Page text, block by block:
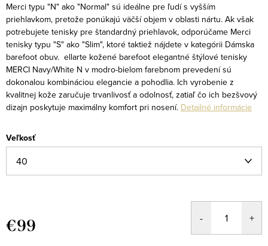
Merci typu "N" ako "Normal" sú ideálne pre ľudí s vyšším
priehlavkom, pretože ponúkajú väčší objem v oblasti nártu. Ak však
potrebujete tenisky pre štandardný priehlavok, odporúčame Merci
tenisky typu "S" ako "Slim", ktoré taktiež nájdete v kategórii Dámska
barefoot obuv. ellarte kožené barefoot elegantné štýlové tenisky
MERCI Navy/White N v modro-bielom farebnom prevedení sú
dokonalou kombináciou elegancie a pohodlia. Ich vyrobenie z
kvalitnej kože zaručuje trvanlivosť a odolnosť, zatiaľ čo ich bezšvový
dizajn poskytuje maximálny komfort pri nosení. Detailné informácie
Veľkosť
€99